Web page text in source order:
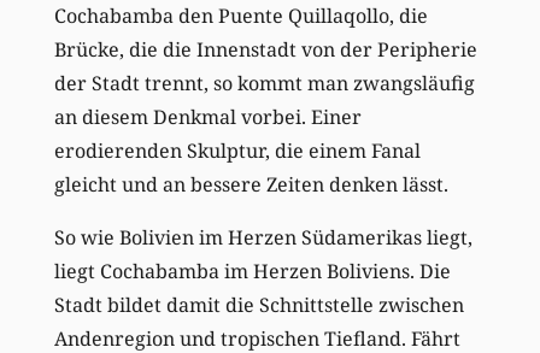
Cochabamba den Puente Quillaqollo, die
Brücke, die die Innenstadt von der Peripherie
der Stadt trennt, so kommt man zwangsläufig
an diesem Denkmal vorbei. Einer
erodierenden Skulptur, die einem Fanal
gleicht und an bessere Zeiten denken lässt.
So wie Bolivien im Herzen Südamerikas liegt,
liegt Cochabamba im Herzen Boliviens. Die
Stadt bildet damit die Schnittstelle zwischen
Andenregion und tropischen Tiefland. Fährt